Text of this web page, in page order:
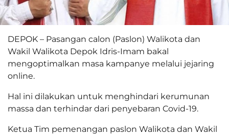
DEPOK – Pasangan calon (Paslon) Walikota dan
Wakil Walikota Depok Idris-Imam bakal
mengoptimalkan masa kampanye melalui jejaring
online.
Hal ini dilakukan untuk menghindari kerumunan
massa dan terhindar dari penyebaran Covid-19.
Ketua Tim pemenangan paslon Walikota dan Wakil